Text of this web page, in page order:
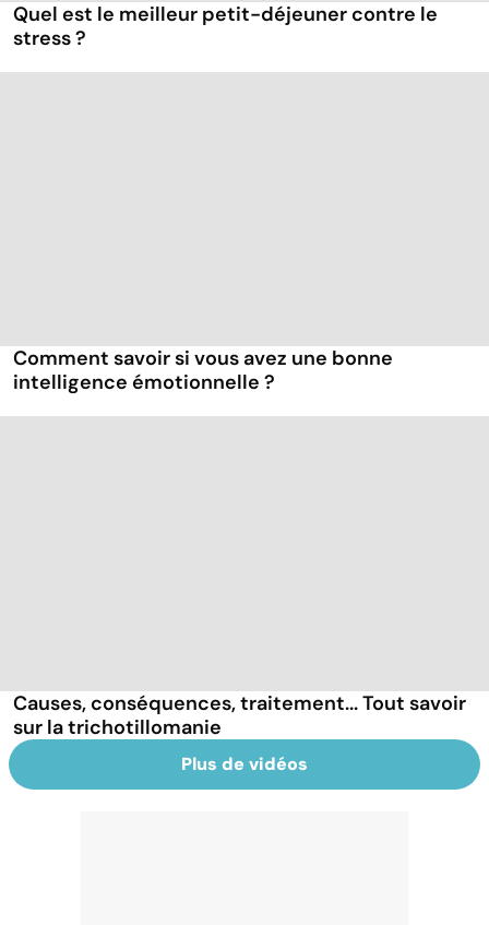
Quel est le meilleur petit-déjeuner contre le
stress ?
Comment savoir si vous avez une bonne
intelligence émotionnelle ?
Causes, conséquences, traitement... Tout savoir
sur la trichotillomanie
Plus de vidéos